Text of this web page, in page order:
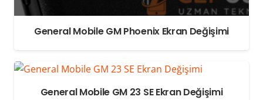
General Mobile GM Phoenix Ekran Değişimi
General Mobile GM 23 SE Ekran Değişimi